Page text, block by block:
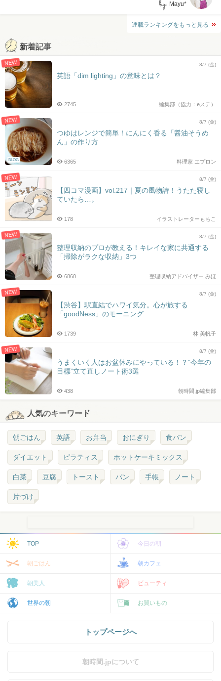
by: Mayu*
連載ランキングをもっと見る
新着記事
NEW 8/7 (金)
英語「dim lighting」の意味とは？
編集部（協力：eステ）
2745
NEW
BLOG
8/7 (金)
つゆはレンジで簡単！にんにく香る「醤油そうめ
ん」の作り方
料理家 エプロン
6365
NEW 8/7 (金)
【四コマ漫画】vol.217｜夏の風物詩！うたた寝し
ていたら…。
イラストレーターもちこ
178
NEW 8/7 (金)
整理収納のプロが教える！キレイな家に共通する
「掃除がラクな収納」3つ
整理収納アドバイザー みほ
6860
NEW 8/7 (金)
【渋谷】駅直結でハワイ気分。心が旅する
「goodNess」のモーニング
林 美帆子
1739
NEW 8/7 (金)
うまくいく人はお盆休みにやっている！？”今年の
目標”立て直しノート術3選
朝時間.jp編集部
438
人気のキーワード
朝ごはん 英語 お弁当 おにぎり 食パン
ダイエット ピラティス ホットケーキミックス
白菜 豆腐 トースト パン 手帳 ノート
片づけ
TOP 今日の朝
朝ごはん 朝カフェ
朝美人 ビューティ
世界の朝 お買いもの
トップページへ
朝時間.jpについて